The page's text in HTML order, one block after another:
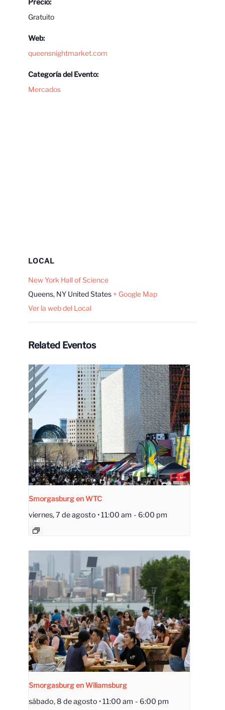
Precio:
Gratuito
Web:
queensnightmarket.com
Categoría del Evento:
Mercados
LOCAL
New York Hall of Science
Queens, NY United States + Google Map
Ver la web del Local
Related Eventos
Smorgasburg en WTC
viernes, 7 de agosto • 11:00 am - 6:00 pm
Smorgasburg en Wiliamsburg
sábado, 8 de agosto • 11:00 am - 6:00 pm